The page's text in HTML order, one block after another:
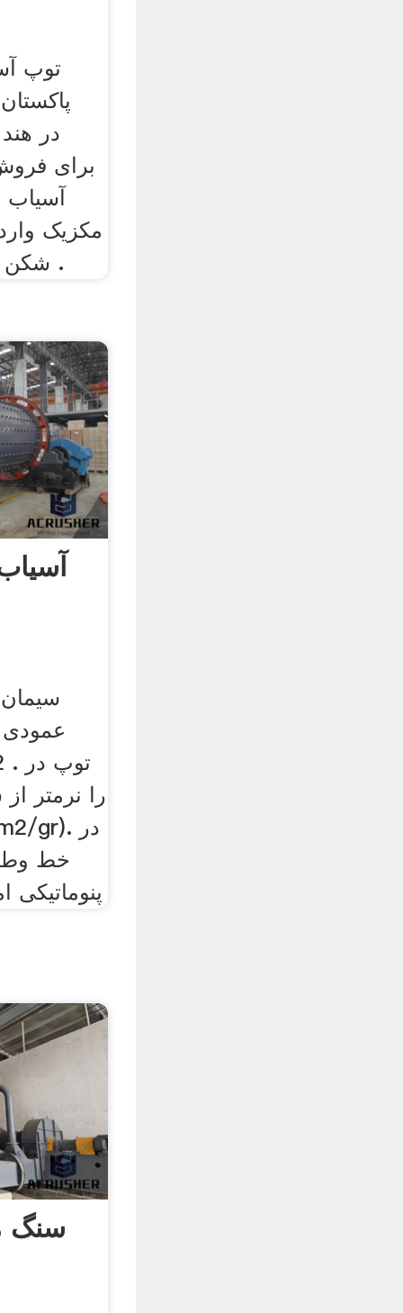
توپ
برای
مکزیک
شکن در معدن در هند توپ .
را نرمتر
خط وط
سنگ